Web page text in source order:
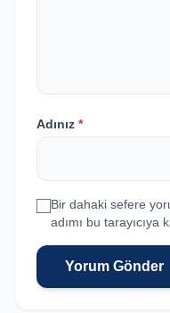
Adınız *
Bir dahaki sefere
adımı bu tarayıcıya
Yorum Gönder